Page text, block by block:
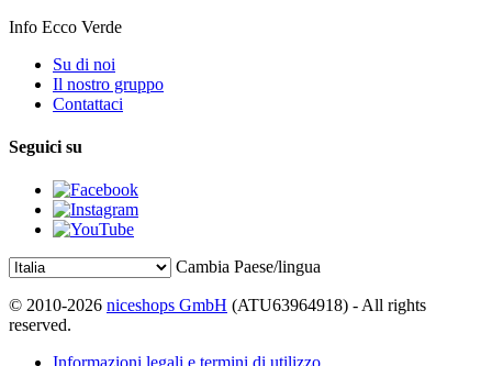
Info Ecco Verde
Su di noi
Il nostro gruppo
Contattaci
Seguici su
Cambia Paese/lingua
© 2010-2026 niceshops GmbH (ATU63964918) - All rights
reserved.
Informazioni legali e termini di utilizzo